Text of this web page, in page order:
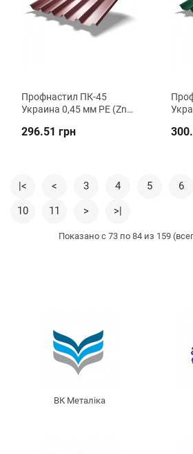
Профнастил ПК-45
Украина 0,45 мм PE (Zn
Металика
296.51 грн
|< < 3 4 5 6
10
11 > >|
Показано с 73 по 84 из 159
ВК Металіка